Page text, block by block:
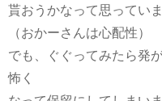
貰おうかなって思っていま
（おかーさんは心配性）
でも、ぐぐってみたら発
怖く